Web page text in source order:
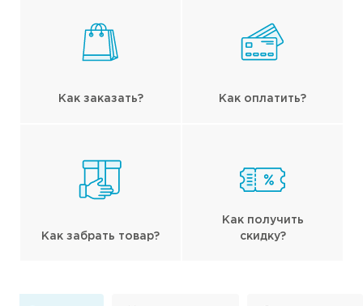
Как заказать? Как оплатить?
Как забрать товар?
Как получить
скидку?